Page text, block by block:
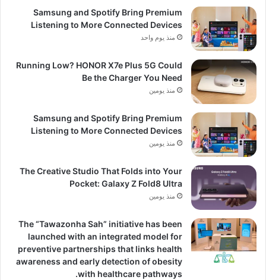
Samsung and Spotify Bring Premium
Listening to More Connected Devices
منذ يوم واحد
Running Low? HONOR X7e Plus 5G Could
Be the Charger You Need
منذ يومين
Samsung and Spotify Bring Premium
Listening to More Connected Devices
منذ يومين
The Creative Studio That Folds into Your
Pocket: Galaxy Z Fold8 Ultra
منذ يومين
The “Tawazonha Sah” initiative has been
launched with an integrated model for
preventive partnerships that links health
awareness and early detection of obesity
with healthcare pathways.